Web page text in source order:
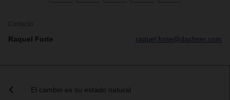
Contacto
Raquel Forte raquel.forte@dachser.com
El cambio es su estado natural